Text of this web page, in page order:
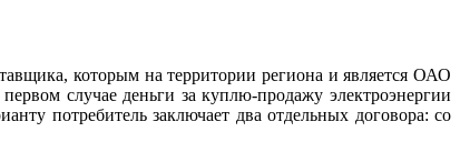
которым на территории региона и является ОАО
случае деньги за куплю-продажу электроэнергии
потребитель заключает два отдельных договора: со